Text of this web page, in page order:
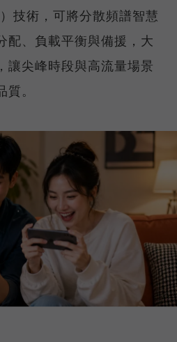
技術，可將分散頻譜智慧
配、負載平衡與備援，大
讓尖峰時段與高流量場景
。